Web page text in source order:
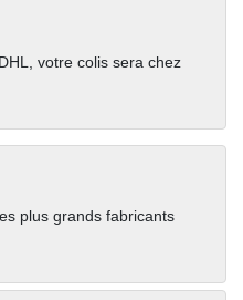
votre colis sera chez
plus grands fabricants